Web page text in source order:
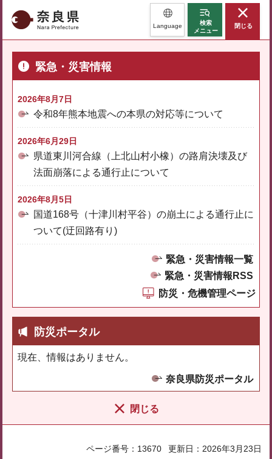
奈良県 Language
検索
メニュー
閉じる
緊急・災害情報
2026年8月7日
令和8年熊本地震への本県の対応等について
2026年6月29日
県道東川河合線（上北山村小橡）の路肩決壊及び
法面崩落による通行止について
2026年8月5日
国道168号（十津川村平谷）の崩土による通行止に
ついて(迂回路有り)
緊急・災害情報一覧
緊急・災害情報RSS
防災・危機管理ページ
防災ポータル
現在、情報はありません。
奈良県防災ポータル
閉じる
ページ番号：13670 更新日：2026年3月23日